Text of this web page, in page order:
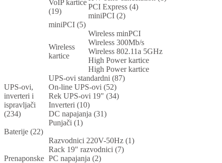
VoIP kartice
(19)
PCI Express (4)
miniPCI (2)
miniPCI (5)
Wireless
kartice
Wireless minPCI
Wireless 300Mb/s
Wireless 802.11a 5GHz
High Power kartice
High Power kartice
UPS-ovi,
inverteri i
ispravljači
(234)
UPS-ovi standardni (87)
On-line UPS-ovi (52)
Rek UPS-ovi 19" (34)
Inverteri (10)
DC napajanja (31)
Punjači (1)
Baterije (22)
Prenaponske
Razvodnici 220V-50Hz (1)
Rack 19" razvodnici (7)
PC napajanja (2)